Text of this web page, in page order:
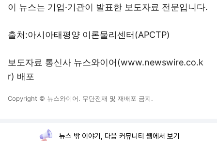
이 뉴스는 기업·기관이 발표한 보도자료 전문입니다.
출처:아시아태평양 이론물리센터(APCTP)
보도자료 통신사 뉴스와이어(www.newswire.co.k
r) 배포
Copyright © 뉴스와이어. 무단전재 및 재배포 금지.
뉴스 밖 이야기, 다음 커뮤니티 웹에서 보기